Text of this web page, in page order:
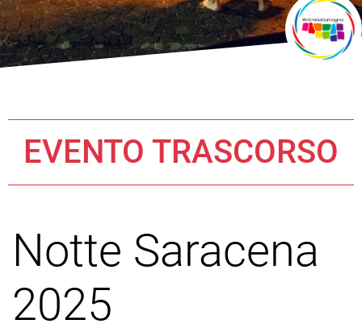
EVENTO TRASCORSO
Notte Saracena
2025